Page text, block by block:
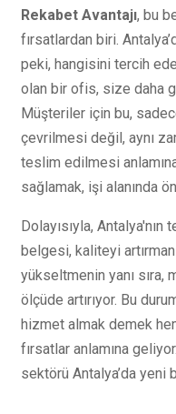
Rekabet Avantajı, bu
fırsatlardan biri.
peki, hangisini tercih
olan bir ofis, size daha
Müşteriler için bu,
çevrilmesi değil, aynı
teslim edilmesi
sağlamak, işi alanında
Dolayısıyla,
belgesi, kaliteyi
yükseltmenin yanı
ölçüde artırıyor. Bu
hizmet almak demek
fırsatlar anlamına
sektörü Antalya’da yeni